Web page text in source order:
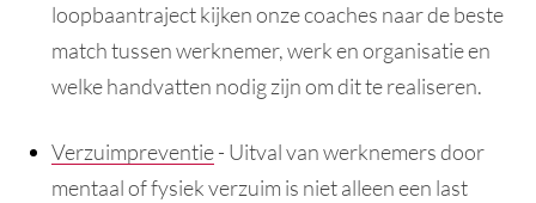
loopbaantraject kijken onze coaches naar de beste
match tussen werknemer, werk en organisatie en
welke handvatten nodig zijn om dit te realiseren.
Verzuimpreventie- Uitval van werknemers door
mentaal of fysiek verzuim is niet alleen een last